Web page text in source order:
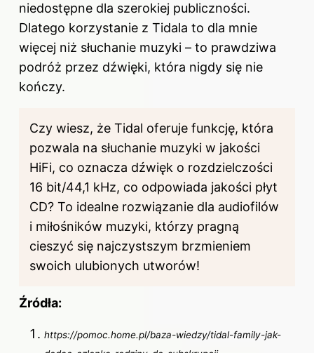
niedostępne dla szerokiej publiczności.
Dlatego korzystanie z Tidala to dla mnie
więcej niż słuchanie muzyki – to prawdziwa
podróż przez dźwięki, która nigdy się nie
kończy.
Czy wiesz, że Tidal oferuje funkcję, która
pozwala na słuchanie muzyki w jakości
HiFi, co oznacza dźwięk o rozdzielczości
16 bit/44,1 kHz, co odpowiada jakości płyt
CD? To idealne rozwiązanie dla audiofilów
i miłośników muzyki, którzy pragną
cieszyć się najczystszym brzmieniem
swoich ulubionych utworów!
Źródła:
https://pomoc.home.pl/baza-wiedzy/tidal-family-jak-